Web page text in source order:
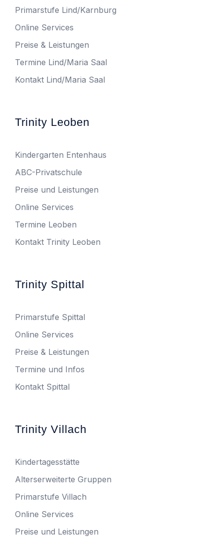
Primarstufe Lind/Karnburg
Online Services
Preise & Leistungen
Termine Lind/Maria Saal
Kontakt Lind/Maria Saal
Trinity Leoben
Kindergarten Entenhaus
ABC-Privatschule
Preise und Leistungen
Online Services
Termine Leoben
Kontakt Trinity Leoben
Trinity Spittal
Primarstufe Spittal
Online Services
Preise & Leistungen
Termine und Infos
Kontakt Spittal
Trinity Villach
Kindertagesstätte
Alterserweiterte Gruppen
Primarstufe Villach
Online Services
Preise und Leistungen